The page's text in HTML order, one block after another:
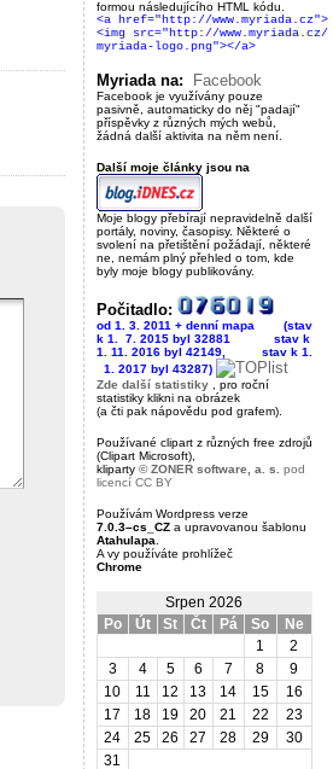
formou následujícího HTML kódu.
<a href="http://www.myriada.cz">
<img src="http://www.myriada.cz/
myriada-logo.png"></a>
Myriada na: Facebook
Facebook je využívány pouze
pasivně, automaticky do něj "padají"
příspěvky z různých mých webů,
žádná další aktivita na něm není.
Další moje články jsou na
Moje blogy přebírají nepravidelně další
portály, noviny, časopisy. Některé o
svolení na přetištění požádají, některé
ne, nemám plný přehled o tom, kde
byly moje blogy publikovány.
Počitadlo:
od 1. 3. 2011 + denní mapa (stav
k 1. 7. 2015 byl 32881
stav k
1. 11. 2016 byl 42149,
stav k 1.
1. 2017 byl 43287)
Zde další statistiky
, pro roční
statistiky klikni na obrázek
(a čti pak nápovědu pod grafem).
Používané clipart z různých free zdrojů
(Clipart Microsoft),
kliparty © ZONER software, a. s. pod
licencí CC BY
Používám Wordpress verze
7.0.3–cs_CZa upravovanou šablonu
Atahulapa
A vy používáte prohlížeč
Chrome
Srpen 2026
Po
Út St Čt Pá So
Ne
1
2
3
4 5 6 7 8
9
10
11 12 13 14 15
16
17
18 19 20 21 22
23
24
25 26 27 28 29
30
31